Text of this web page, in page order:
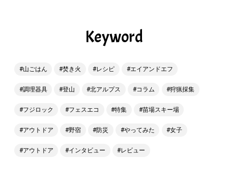
Keyword
山ごはん 焚き火 レシピ エイアンドエフ
調理器具 登山 北アルプス コラム 狩猟採集
フジロック フェスエコ 特集 苗場スキー場
アウトドア 野宿 防災 やってみた 女子
アウトドア インタビュー レビュー